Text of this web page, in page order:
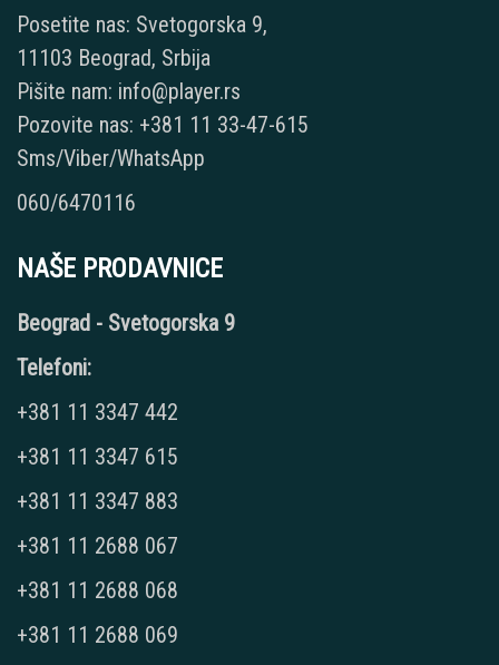
Posetite nas: Svetogorska 9,
11103 Beograd, Srbija
Pišite nam: info@player.rs
Pozovite nas: +381 11 33-47-615
Sms/Viber/WhatsApp
060/6470116
NAŠE PRODAVNICE
Beograd - Svetogorska 9
Telefoni:
+381 11 3347 442
+381 11 3347 615
+381 11 3347 883
+381 11 2688 067
+381 11 2688 068
+381 11 2688 069